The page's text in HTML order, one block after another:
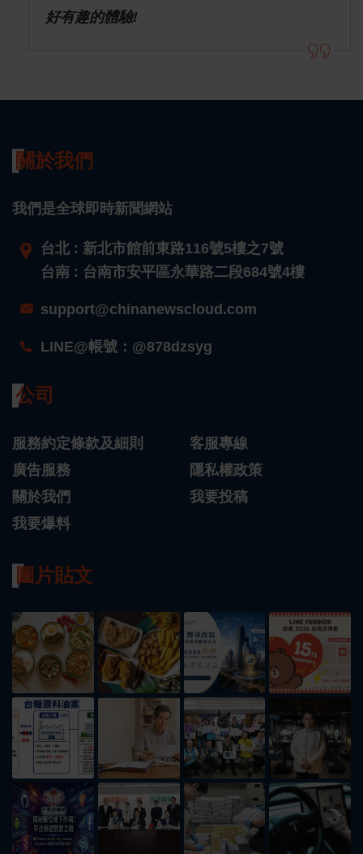
好有趣的體驗!
關於我們
我們是全球即時新聞網站
台北 : 新北市館前東路116號5樓之7號
台南 : 台南市安平區永華路二段684號4樓
support@chinanewscloud.com
LINE@帳號：@878dzsyg
公司
服務約定條款及細則
客服專線
廣告服務
隱私權政策
關於我們
我要投稿
我要爆料
圖片貼文